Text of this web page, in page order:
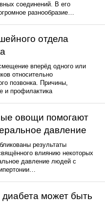
соединений. В его
разнообразие…
отдела
вперёд одного или
относительно
позвонка. Причины,
и профилактика
овощи помогают
давление
результаты
влиянию некоторых
давление людей с
может быть